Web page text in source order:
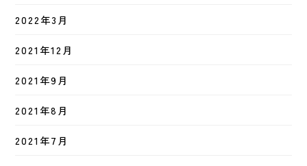
2022年3月
2021年12月
2021年9月
2021年8月
2021年7月